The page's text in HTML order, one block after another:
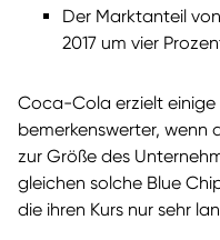
Der Marktanteil
2017 um vier
Coca-Cola erzielt einige
bemerkenswerter, wenn
zur Größe des
gleichen solche Blue
die ihren Kurs nur sehr